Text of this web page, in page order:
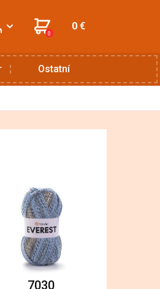
0
0 €
Ostatní
7030